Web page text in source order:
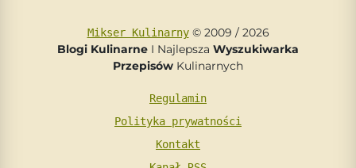
Mikser Kulinarny© 2009 / 2026
Blogi Kulinarne I Najlepsza Wyszukiwarka
Przepisów Kulinarnych
Regulamin
Polityka prywatności
Kontakt